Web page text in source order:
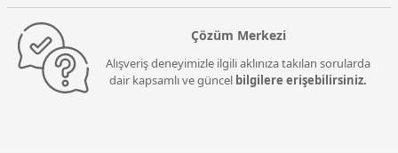
Çözüm Merkezi
Alışveriş deneyimizle ilgili aklınıza takılan sorularda
dair kapsamlı ve güncel bilgilere erişebilirsiniz.